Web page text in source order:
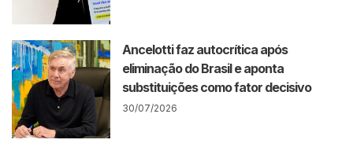
Ancelotti faz autocrítica após
eliminação do Brasil e aponta
substituições como fator decisivo
30/07/2026